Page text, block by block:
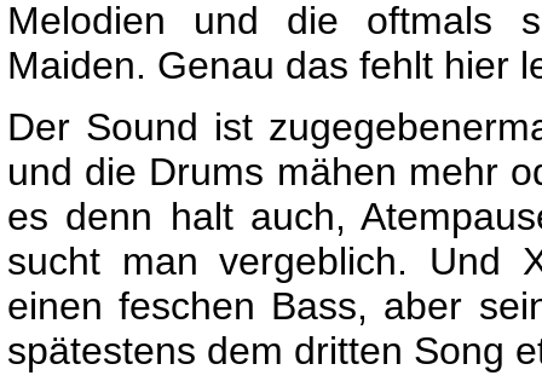
Melodien und die oftmals
Maiden. Genau das fehlt hier
Der Sound ist
und die Drums mähen mehr
es denn halt auch,
sucht man vergeblich. Und
einen feschen Bass, aber
spätestens dem dritten Song